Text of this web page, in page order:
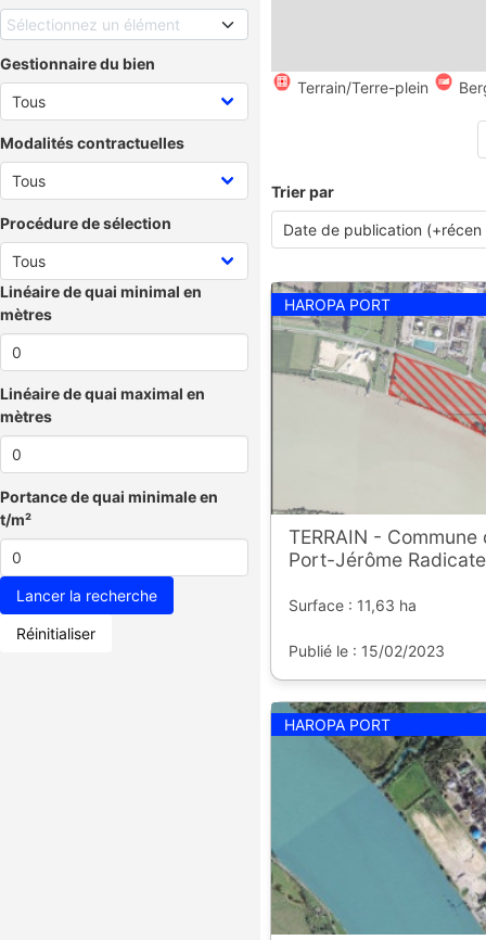
Sélectionnez un élément
Gestionnaire du bien
Modalités contractuelles
Procédure de sélection
Linéaire de quai minimal en
mètres
Linéaire de quai maximal en
mètres
Portance de quai minimale en
t/m²
Réinitialiser
Terrain/Terre-plein
Trier par
HAROPA PORT
TERRAIN -
Port-Jérôme
Surface : 11,63 ha
Publié le : 15/02/2023
HAROPA PORT